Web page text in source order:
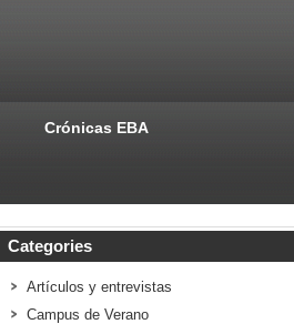
Crónicas EBA
Categories
Artículos y entrevistas
Campus de Verano